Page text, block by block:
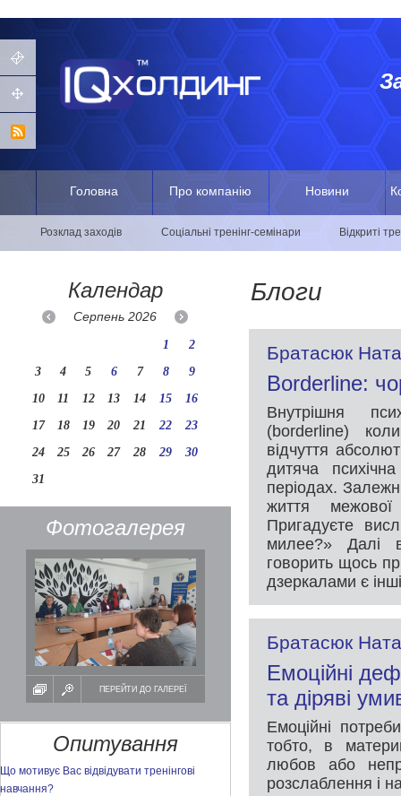
Головна Про компанію Новини
Розклад заходів Соціальні тренінг-семінари Відкриті
Календар
Серпень2026
1
2
3
4 5 6 7 8
9
10
11 12 13 14 15
16
17
18 19 20 21 22
23
24
25 26 27 28 29
30
31
Фотогалерея
ПЕРЕЙТИ ДО ГАЛЕРЕЇ
Опитування
Що мотивує Вас відвідувати тренінгові
навчання?
Блоги
Братасюк
Borderline:
Внутрішня
(borderline)
відчуття
дитяча
періодах.
життя
Пригадуєте
милее?» Далі
говорить щось
дзеркалами є
Братасюк
Емоційні
та діряві
Емоційні
тобто, в
любов або
розслаблення і